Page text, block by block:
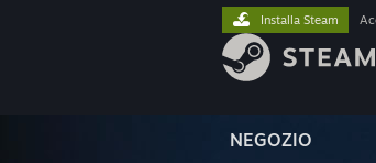
NEGOZIO
Installa Steam